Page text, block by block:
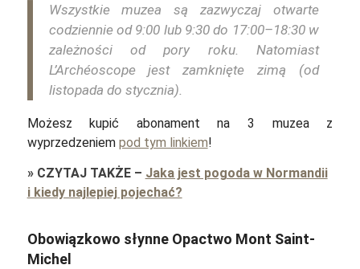
Wszystkie muzea są zazwyczaj otwarte
codziennie od 9:00 lub 9:30 do 17:00–18:30 w
zależności od pory roku.
Natomiast
L’Archéoscope jest zamknięte zimą (od
listopada do stycznia).
Możesz kupić abonament na 3 muzea z
wyprzedzeniem pod tym linkiem!
» CZYTAJ TAKŻE– Jaka jest pogoda w Normandii
i kiedy najlepiej pojechać?
Obowiązkowo słynne Opactwo Mont Saint-
Michel